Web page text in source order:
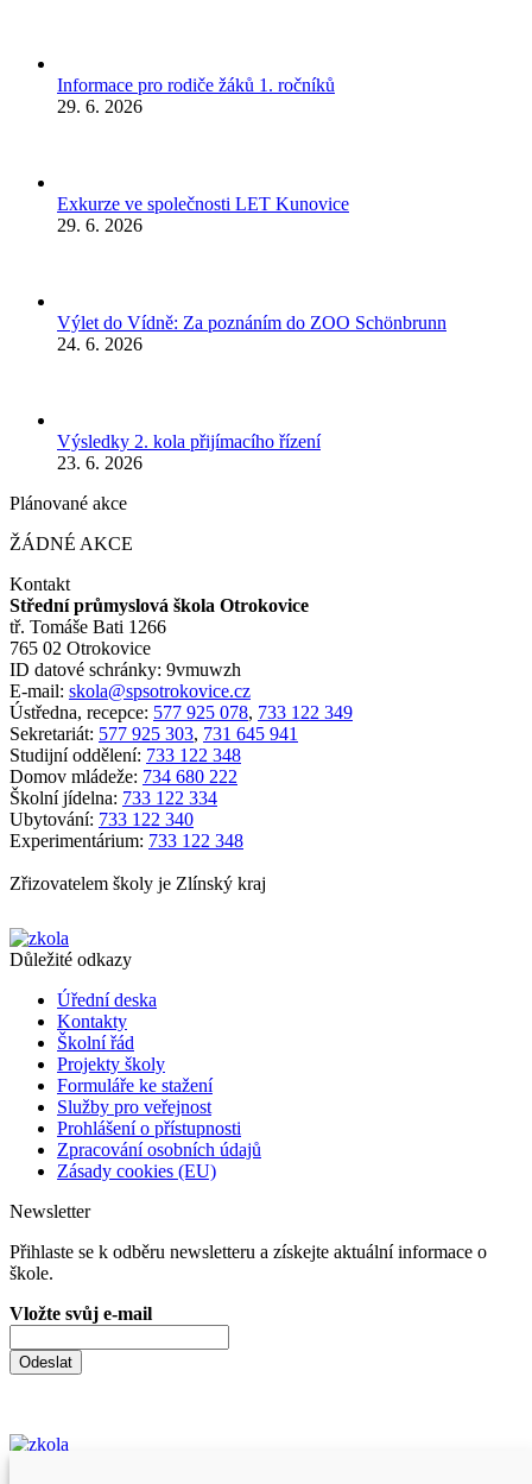
Informace pro rodiče žáků 1. ročníků
29. 6. 2026
Exkurze ve společnosti LET Kunovice
29. 6. 2026
Výlet do Vídně: Za poznáním do ZOO Schönbrunn
24. 6. 2026
Výsledky 2. kola přijímacího řízení
23. 6. 2026
Plánované akce
ŽÁDNÉ AKCE
Kontakt
Střední průmyslová škola Otrokovice
tř. Tomáše Bati 1266
765 02 Otrokovice
ID datové schránky: 9vmuwzh
E-mail: skola@spsotrokovice.cz
Ústředna, recepce: 577 925 078, 733 122 349
Sekretariát: 577 925 303, 731 645 941
Studijní oddělení: 733 122 348
Domov mládeže: 734 680 222
Školní jídelna: 733 122 334
Ubytování: 733 122 340
Experimentárium: 733 122 348
Zřizovatelem školy je Zlínský kraj
Důležité odkazy
Úřední deska
Kontakty
Školní řád
Projekty školy
Formuláře ke stažení
Služby pro veřejnost
Prohlášení o přístupnosti
Zpracování osobních údajů
Zásady cookies (EU)
Newsletter
Přihlaste se k odběru newsletteru a získejte aktuální informace o
škole.
Vložte svůj e-mail
Odeslat